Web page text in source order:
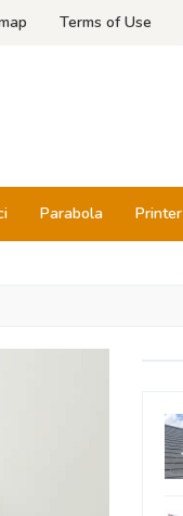
Terms of Use
Parabola Printer